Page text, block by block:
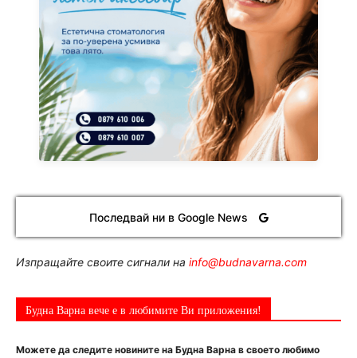
Последвай ни в Google News
Изпращайте своите сигнали на info@budnavarna.com
Будна Варна вече е в любимите Ви приложения!
Можете да следите новините на Будна Варна в своето любимо